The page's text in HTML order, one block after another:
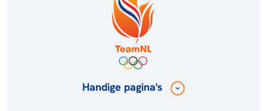
Handige pagina's